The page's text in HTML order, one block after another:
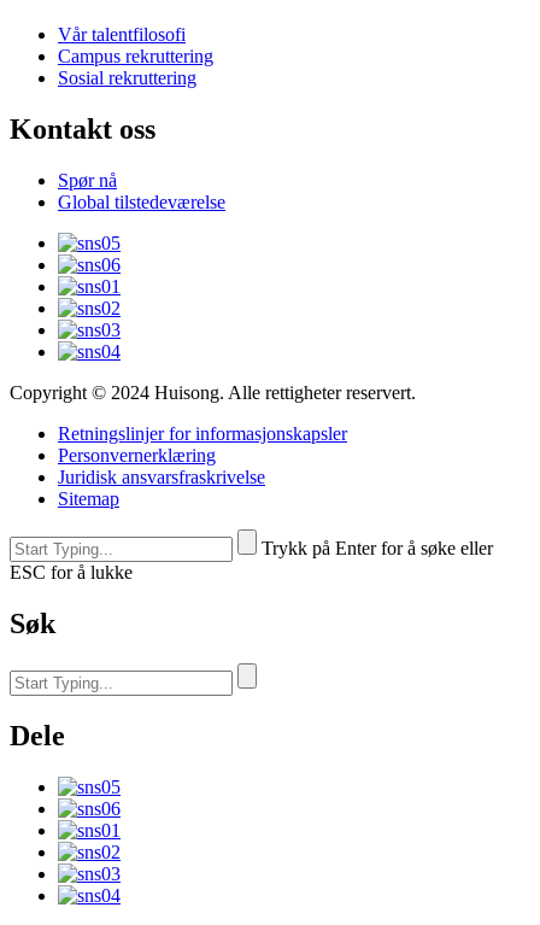
Vår talentfilosofi
Campus rekruttering
Sosial rekruttering
Kontakt oss
Spør nå
Global tilstedeværelse
Copyright © 2024 Huisong. Alle rettigheter reservert.
Retningslinjer for informasjonskapsler
Personvernerklæring
Juridisk ansvarsfraskrivelse
Sitemap
Trykk på Enter for å søke eller
ESC for å lukke
Søk
Dele